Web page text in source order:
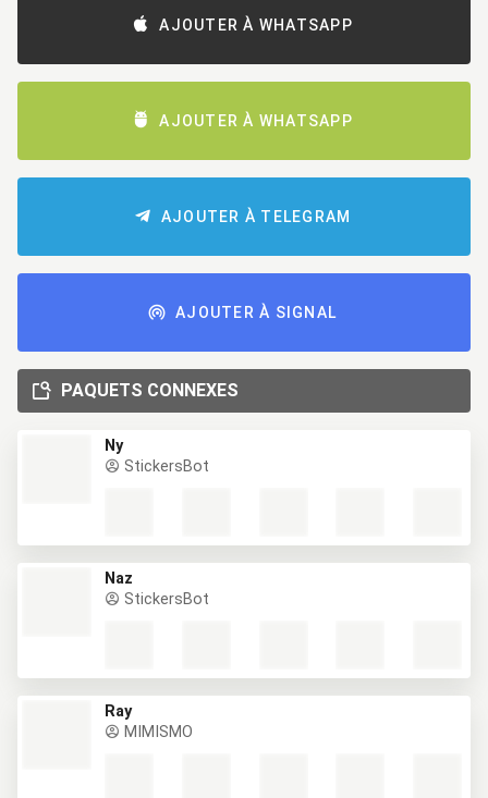
AJOUTER À WHATSAPP
AJOUTER À WHATSAPP
AJOUTER À TELEGRAM
AJOUTER À SIGNAL
PAQUETS CONNEXES
Ny
StickersBot
Naz
StickersBot
Ray
MIMISMO